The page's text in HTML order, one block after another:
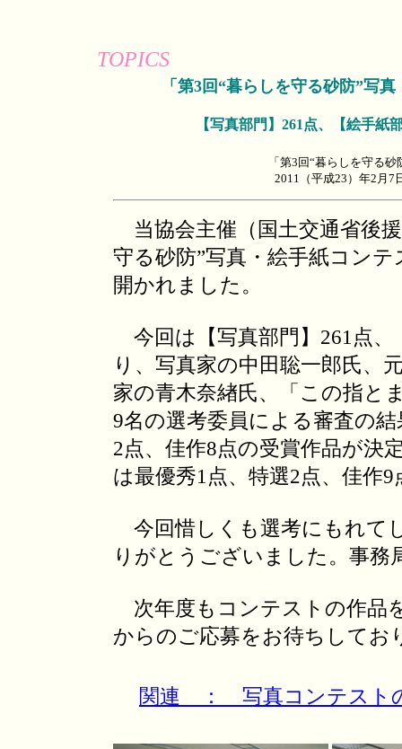
TOPICS
「第3回“暮らしを守る砂防”写
【写真部門】261点、【絵手紙
「第3回“暮らしを守る
2011（平成23）年2月
当協会主催（国土交通省後
守る砂防”写真・絵手紙コン
開かれました。
今回は【写真部門】261点、
り、写真家の中田聡一郎氏、
家の青木奈緖氏、「この指と
9名の選考委員による審査の
2点、佳作8点の受賞作品が決
は最優秀1点、特選2点、佳作
今回惜しくも選考にもれて
りがとうございました。事務
次年度もコンテストの作品
からのご応募をお待ちしてお
関連 ： 写真コンテスト